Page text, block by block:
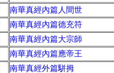
南華真經內篇人間世
南華真經內篇德充符
南華真經內篇大宗師
南華真經內篇應帝王
南華真經外篇駢拇